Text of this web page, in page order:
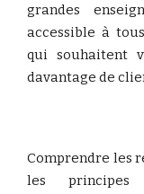
grandes
accessible à
qui souhaitent
davantage de
Comprendre les
les principes